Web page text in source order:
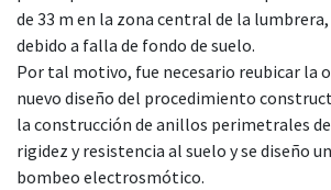
de 33 m en la zona central de la
debido a falla de fondo de suelo.
Por tal motivo, fue necesario reubicar la
nuevo diseño del procedimiento
la construcción de anillos perimetrales
rigidez y resistencia al suelo y se diseño
bombeo electrosmótico.